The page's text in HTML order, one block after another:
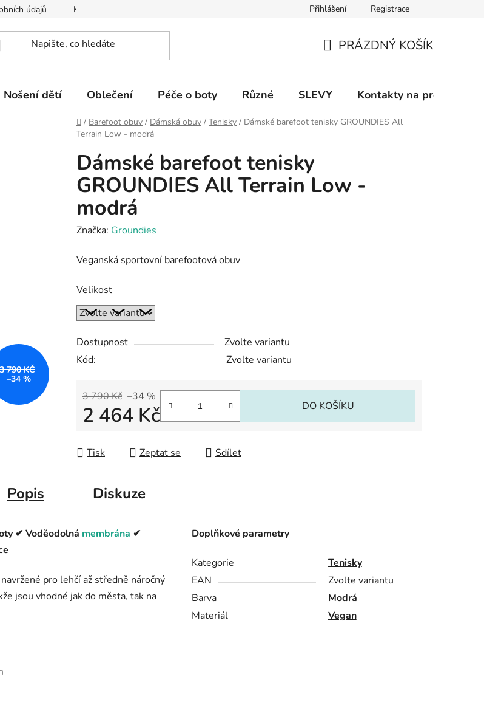
údajů Kontakty na prodejny Informace k on-line platbám Odstoupení od
Přihlášení Registrace
KOŠÍK
PRÁZDNÝ KOŠÍK
Nošení dětí Oblečení Péče o boty Různé SLEVY Kontakty na prodejny
Domů
/ Barefoot obuv / Dámská obuv / Tenisky / Dámské barefoot tenisky GROUNDIES All
Terrain Low - modrá
Dámské barefoot tenisky
GROUNDIES All Terrain Low -
modrá
Značka: Groundies
Veganská sportovní barefootová obuv
Velikost
Dostupnost
Zvolte variantu
Kód:
Zvolte variantu
3 790 Kč –34 %
2 464 Kč DO KOŠÍKU
Tisk Zeptat se Sdílet
3 790 KČ
–34 %
Popis Diskuze
✔ Voděodolná membrána ✔
pro lehčí až středně náročný
jsou vhodné jak do města, tak na
Doplňkové parametry
Kategorie
Tenisky
EAN
Zvolte variantu
Barva
Modrá
Materiál
Vegan